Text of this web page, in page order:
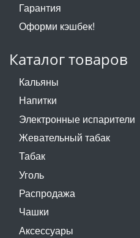
Гарантия
Оформи кэшбек!
Каталог товаров
Кальяны
Напитки
Электронные испарители
Жевательный табак
Табак
Уголь
Распродажа
Чашки
Аксессуары